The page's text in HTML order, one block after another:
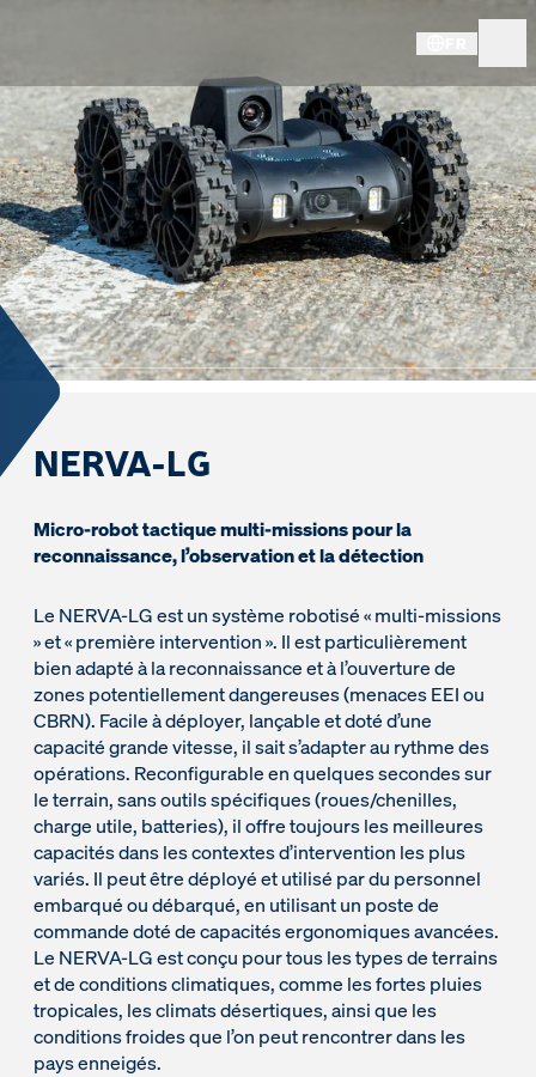
NERVA-LG
Micro-robot tactique multi-missions pour la
reconnaissance, l’observation et la détection
Le NERVA-LG est un système robotisé « multi-missions
» et « première intervention ». Il est particulièrement
bien adapté à la reconnaissance et à l’ouverture de
zones potentiellement dangereuses (menaces EEI ou
CBRN). Facile à déployer, lançable et doté d’une
capacité grande vitesse, il sait s’adapter au rythme des
opérations. Reconfigurable en quelques secondes sur
le terrain, sans outils spécifiques (roues/chenilles,
charge utile, batteries), il offre toujours les meilleures
capacités dans les contextes d’intervention les plus
variés. Il peut être déployé et utilisé par du personnel
embarqué ou débarqué, en utilisant un poste de
commande doté de capacités ergonomiques avancées.
Le NERVA-LG est conçu pour tous les types de terrains
et de conditions climatiques, comme les fortes pluies
tropicales, les climats désertiques, ainsi que les
conditions froides que l’on peut rencontrer dans les
pays enneigés.